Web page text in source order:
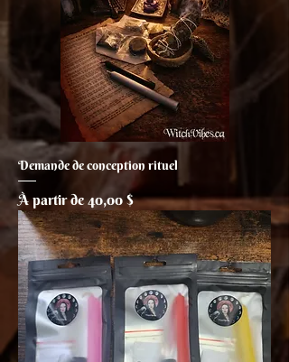
Demande de conception rituel
À partir de40,00 $
Prix promotionnel